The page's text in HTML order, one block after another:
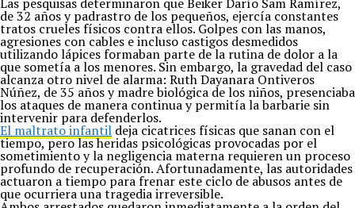
de 32 años y padrastro de los pequeños, ejercía constantes
tratos crueles físicos contra ellos. Golpes con las manos,
agresiones con cables e incluso castigos desmedidos
utilizando lápices formaban parte de la rutina de dolor a la
que sometía a los menores. Sin embargo, la gravedad del caso
alcanza otro nivel de alarma: Ruth Dayanara Ontiveros
Núñez, de 35 años y madre biológica de los niños, presenciaba
los ataques de manera continua y permitía la barbarie sin
intervenir para defenderlos.
El maltrato infantil deja cicatrices físicas que sanan con el
tiempo, pero las heridas psicológicas provocadas por el
sometimiento y la negligencia materna requieren un proceso
profundo de recuperación. Afortunadamente, las autoridades
actuaron a tiempo para frenar este ciclo de abusos antes de
que ocurriera una tragedia irreversible.